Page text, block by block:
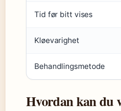
Tid før bitt vises
Kløevarighet
Behandlingsmetode
Hvordan kan du